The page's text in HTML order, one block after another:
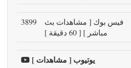
3899
فيس بوك [ مشاهدات بث
مباشر ] [ 60 دقيقة ]
يوتيوب [ مشاهدات ]